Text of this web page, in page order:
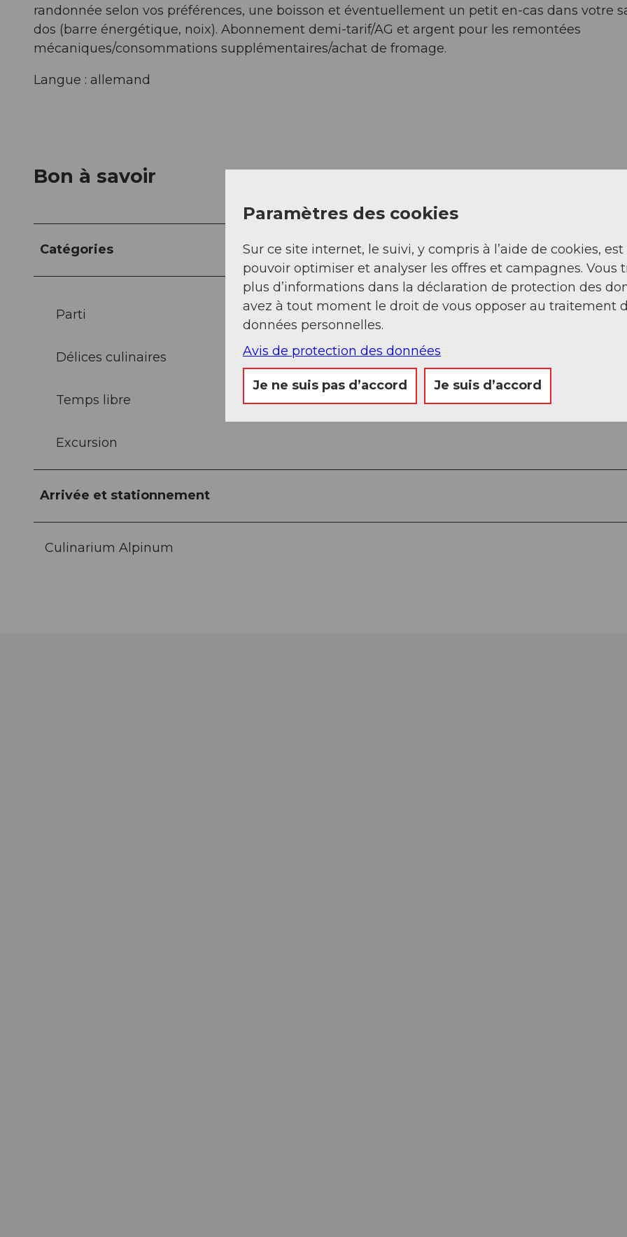
randonnée selon vos préférences, une boisson et éventuellement un petit en-cas dans votre
dos (barre énergétique, noix). Abonnement demi-tarif/AG et argent pour les remontées
mécaniques/consommations supplémentaires/achat de fromage.
Langue : allemand
Bon à savoir
Catégories
Parti
Délices culinaires
Temps libre
Excursion
Arrivée et stationnement
Culinarium Alpinum
Paramètres des cookies
Sur ce site internet, le suivi, y compris à l’aide de cookies,
pouvoir optimiser et analyser les offres et campagnes. Vous
plus d’informations dans la déclaration de protection des
avez à tout moment le droit de vous opposer au traitement
données personnelles.
Avis de protection des données
Je ne suis pas d’accord Je suis d’accord